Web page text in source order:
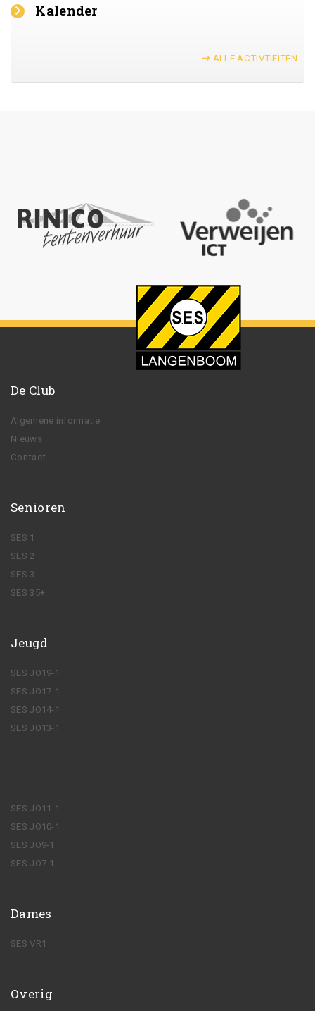
Kalender
ALLE ACTIVTIEITEN
De Club
Algemene informatie
Nieuws
Contact
Senioren
SES 1
SES 2
SES 3
SES 35+
Jeugd
SES JO19-1
SES JO17-1
SES JO14-1
SES JO13-1
SES JO11-1
SES JO10-1
SES JO9-1
SES JO7-1
Dames
SES VR1
Overig